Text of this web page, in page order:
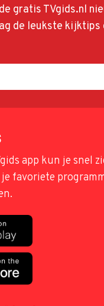
gratis TVgids.nl
de leukste kijktips
app kun je snel
favoriete